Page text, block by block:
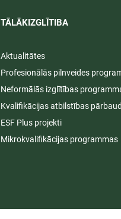
TĀLĀKIZGLĪTIBA
Aktualitātes
Profesionālās pilnveides
Neformālās izglītības
Kvalifikācijas atbilstības
ESF Plus projekti
Mikrokvalifikācijas programmas